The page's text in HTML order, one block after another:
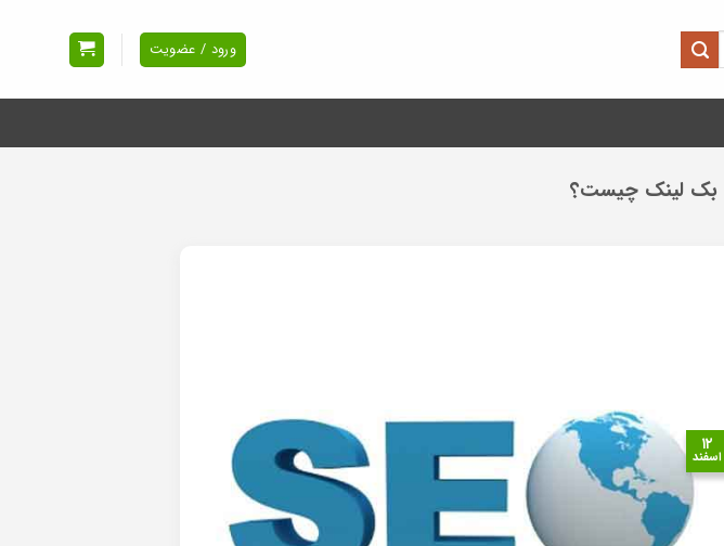
ورود / عضویت
بک لینک چیست؟
۱۲
اسفند